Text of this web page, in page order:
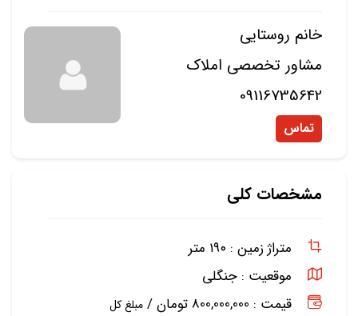
خانم روستایی
مشاور تخصصی املاک
09116735642
تماس
مشخصات کلی
متراژ زمین : ۱۹۰ متر
موقعیت : جنگلی
قیمت : 800,000,000 تومان /
مبلغ کل